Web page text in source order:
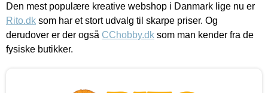
Den mest populære kreative webshop i Danmark lige nu er
Rito.dk som har et stort udvalg til skarpe priser. Og
derudover er der også CChobby.dk som man kender fra de
fysiske butikker.